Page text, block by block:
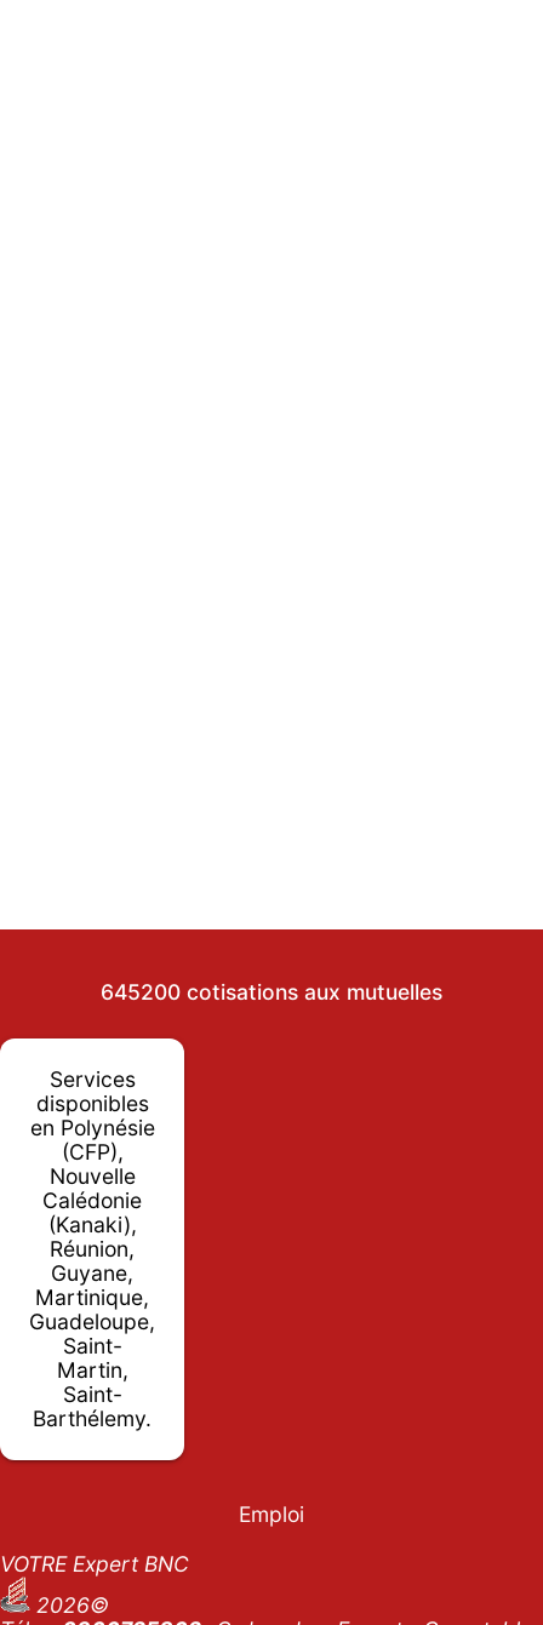
645200 cotisations aux mutuelles
Services
disponibles
en Polynésie
(CFP),
Nouvelle
Calédonie
(Kanaki),
Réunion,
Guyane,
Martinique,
Guadeloupe,
Saint-
Martin,
Saint-
Barthélemy.
Emploi
VOTRE Expert BNC
2026©